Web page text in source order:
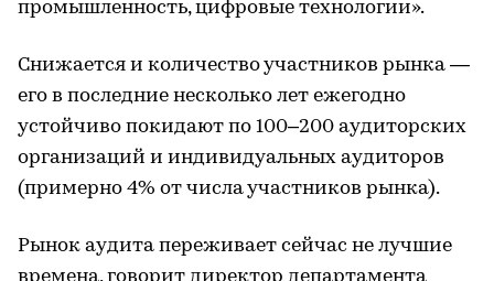
промышленность, цифровые технологии».
Снижается и количество участников рынка —
его в последние несколько лет ежегодно
устойчиво покидают по 100–200 аудиторских
организаций и индивидуальных аудиторов
(примерно 4% от числа участников рынка).
Рынок аудита переживает сейчас не лучшие